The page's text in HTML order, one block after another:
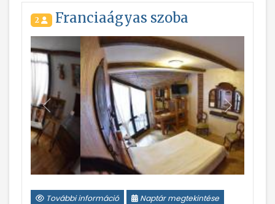
2 Franciaágyas szoba
Vissza
További információ
Naptár megtekintése